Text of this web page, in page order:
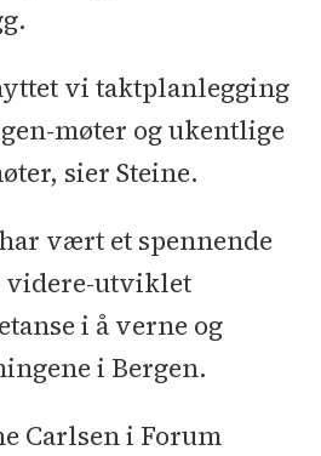
vi taktplanlegging
møter og ukentlige
sier Steine.
vært et spennende
videre-utviklet
i å verne og
i Bergen.
Carlsen i Forum